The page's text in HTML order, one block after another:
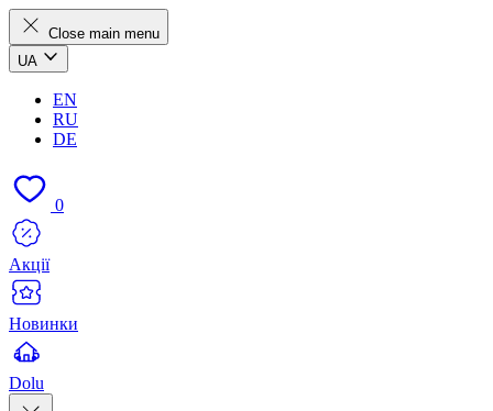
Close main menu
UA
EN
RU
DE
0
Акції
Новинки
Dolu